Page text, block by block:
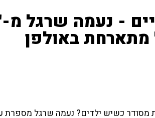
- נעמה שרגל מ-
מתארחת באולפן
כשיש ילדים? נעמה שרגל מספרת